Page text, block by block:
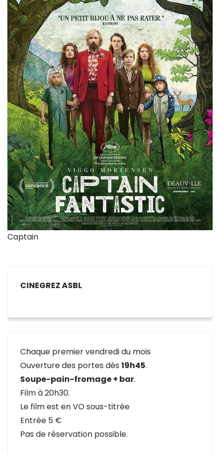
Captain
CINEGREZ ASBL
Chaque premier vendredi du mois
Ouverture des portes dès 19h45.
Soupe-pain-fromage + bar.
Film à 20h30.
Le film est en VO sous-titrée
Entrée 5 €
Pas de réservation possible.